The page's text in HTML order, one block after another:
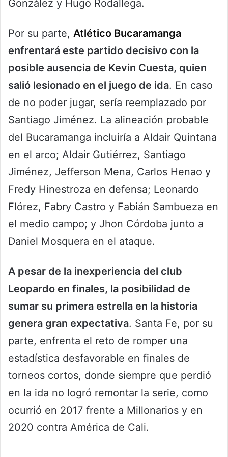
González y Hugo Rodallega.
Por su parte, Atlético Bucaramanga
enfrentará este partido decisivo con la
posible ausencia de Kevin Cuesta, quien
salió lesionado en el juego de ida. En caso
de no poder jugar, sería reemplazado por
Santiago Jiménez. La alineación probable
del Bucaramanga incluiría a Aldair Quintana
en el arco; Aldair Gutiérrez, Santiago
Jiménez, Jefferson Mena, Carlos Henao y
Fredy Hinestroza en defensa; Leonardo
Flórez, Fabry Castro y Fabián Sambueza en
el medio campo; y Jhon Córdoba junto a
Daniel Mosquera en el ataque.
A pesar de la inexperiencia del club
Leopardo en finales, la posibilidad de
sumar su primera estrella en la historia
genera gran expectativa. Santa Fe, por su
parte, enfrenta el reto de romper una
estadística desfavorable en finales de
torneos cortos, donde siempre que perdió
en la ida no logró remontar la serie, como
ocurrió en 2017 frente a Millonarios y en
2020 contra América de Cali.